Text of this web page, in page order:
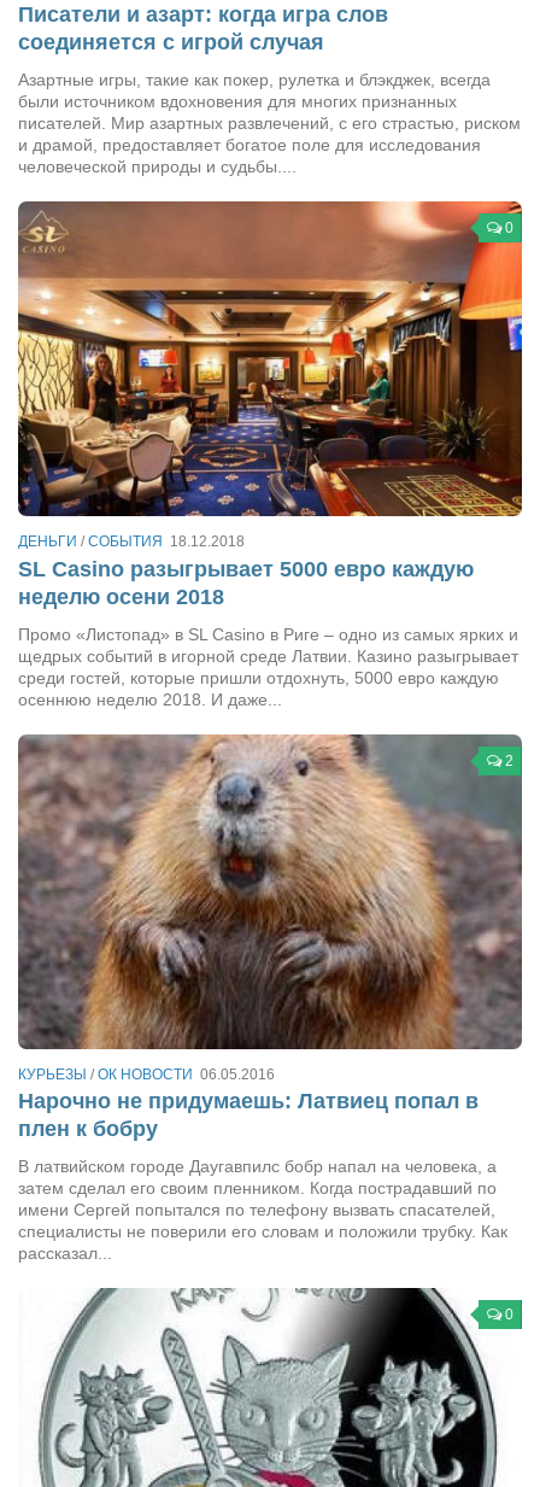
Владимир Айзенберг
Ольга Козаченко
Оксана Скоробагатская
Бизнес-партнёры
Здоровье
Врач психиатр–нарколог Анплеев А.Б.
Косметологическое отделение КП Сумская
городская клиническая больница №4
Оптика — Медтехника
Кафе, клубы, рестораны
«Винегрет» — демократичный ресторан
«ЧАЙ — КАВА» магазин — кафе
Магазины
«CYCLE GARAGE» — магазин велосипедов
«Книголюб» — супермаркет
Багетный двор
МАГАЗИН СТИХОВ НА ЗАКАЗ
«Павел» — магазин мужской одежды
Туризм
«Траверс» — экипировочный центр
Журналисты
Александр Гвоздик
Александр Кугук
Музыканты
Евгений Касьяненко
Сергей Коноз
Звукорежиссёры
Alfom Studio
Guitarproduction Studio
Писатели
Поэты
Писатели и азарт: когда игра слов
соединяется с игрой случая
Азартные игры, такие как покер, рулетка и блэкджек, всегда
были источником вдохновения для многих признанных
писателей. Мир азартных развлечений, с его страстью, риском
и драмой, предоставляет богатое поле для исследования
человеческой природы и судьбы....
0
ДЕНЬГИ /СОБЫТИЯ 18.12.2018
SL Casino разыгрывает 5000 евро каждую
неделю осени 2018
Промо «Листопад» в SL Casino в Риге – одно из самых ярких и
щедрых событий в игорной среде Латвии. Казино разыгрывает
среди гостей, которые пришли отдохнуть, 5000 евро каждую
осеннюю неделю 2018. И даже...
2
КУРЬЕЗЫ /ОК НОВОСТИ 06.05.2016
Нарочно не придумаешь: Латвиец попал в
плен к бобру
В латвийском городе Даугавпилс бобр напал на человека, а
затем сделал его своим пленником. Когда пострадавший по
имени Сергей попытался по телефону вызвать спасателей,
специалисты не поверили его словам и положили трубку. Как
рассказал...
0